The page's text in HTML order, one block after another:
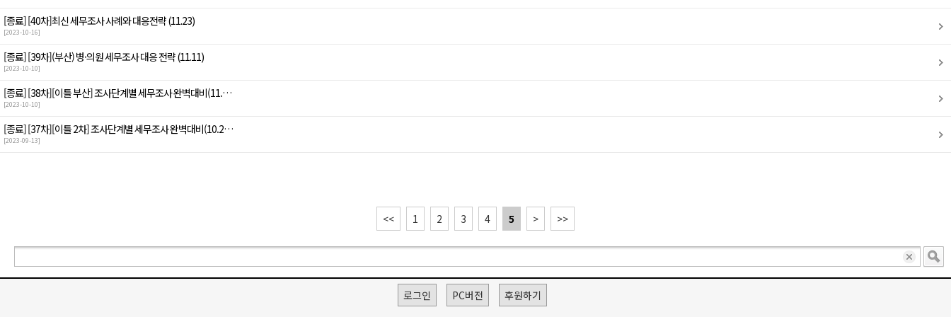
[종료] [40차]최신 세무조사 사례와 대응전략 (11.23)
[2023-10-16]
[종료][39차](부산) 병·의원 세무조사 대응 전략 (11.11)
[2023-10-10]
[종료][38차][이틀 부산] 조사단계별 세무조사 완벽대비(11.…
[2023-10-10]
[종료][37차][이틀 2차] 조사단계별 세무조사 완벽대비(10.2…
[2023-09-13]
<< 1 2 3 4 5 > >>
로그인 PC버전 후원하기